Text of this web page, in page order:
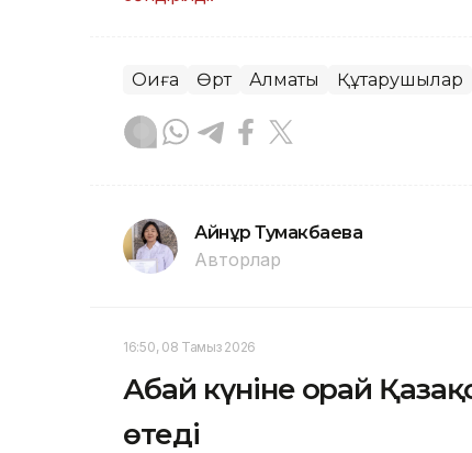
Оқиға Өрт Алматы Құтқарушылар
Айнұр Тумакбаева
Авторлар
16:50, 08 Тамыз 2026
Абай күніне орай
өтеді